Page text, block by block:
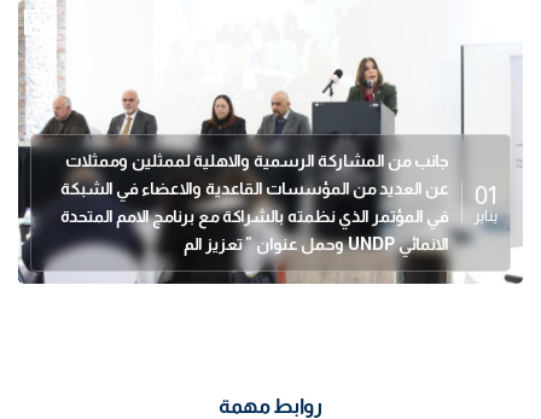
01
يناير
جانب من المشاركة الرسمية والاهلية لممثلين وممثلات
عن العديد من المؤسسات القاعدية والاعضاء في الشبكة
في المؤتمر الذي نظمته بالشراكة مع برنامج الامم المتحدة
الانمائي UNDP وحمل عنوان " تعزيز الم
روابط مهمة